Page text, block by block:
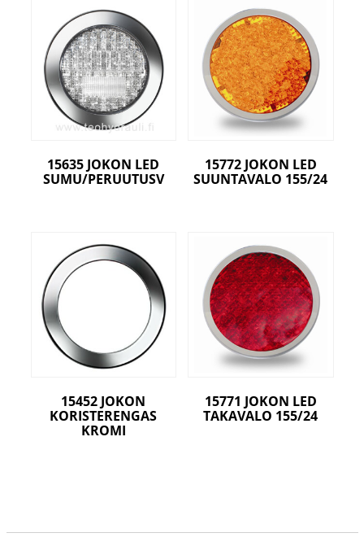
15635 JOKON LED
SUMU/PERUUTUSV
15772 JOKON LED
SUUNTAVALO 155/24
15452 JOKON
KORISTERENGAS
KROMI
15771 JOKON LED
TAKAVALO 155/24